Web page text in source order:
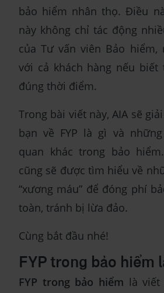
bảo hiểm nhân thọ. Điều
này không chỉ tác động
của Tư vấn viên Bảo
với cả khách hàng nếu biết
đúng thời điểm.
Trong bài viết này, AIA sẽ
bạn về FYP là gì và
quan khác trong bảo
cũng sẽ được tìm hiểu về
“xương máu” để đóng phí
toàn, tránh bị lừa đảo.
Cùng bắt đầu nhé!
FYP trong bảo hiểm
FYP trong bảo hiểm là